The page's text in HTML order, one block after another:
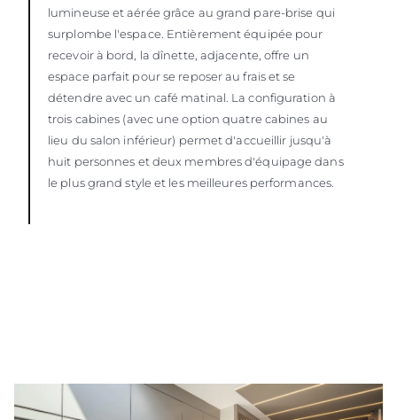
lumineuse et aérée grâce au grand pare-brise qui
surplombe l'espace. Entièrement équipée pour
recevoir à bord, la dînette, adjacente, offre un
espace parfait pour se reposer au frais et se
détendre avec un café matinal. La configuration à
trois cabines (avec une option quatre cabines au
lieu du salon inférieur) permet d'accueillir jusqu'à
huit personnes et deux membres d'équipage dans
le plus grand style et les meilleures performances.